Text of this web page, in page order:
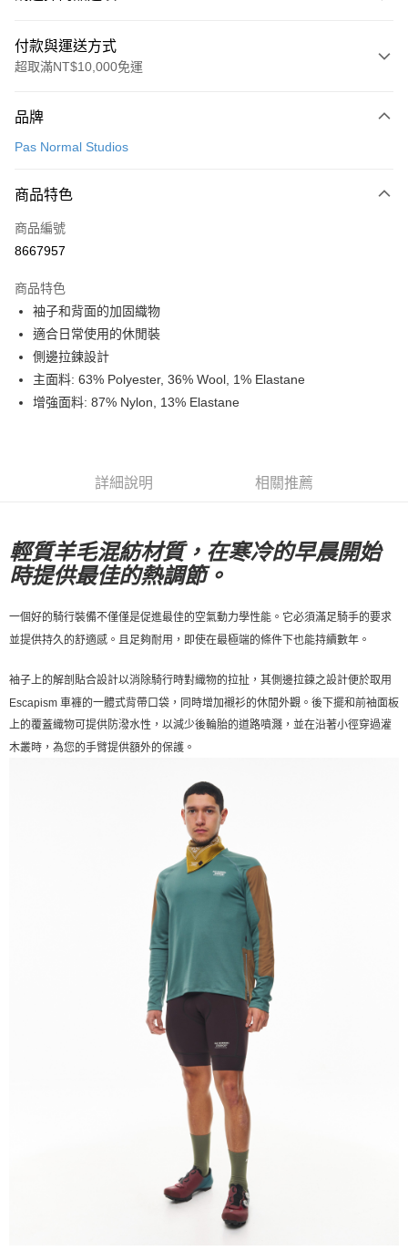
付款與運送方式
超取滿NT$10,000免運
信用卡一次付款
LINE Pay
Apple Pay
運送方式
全家店到店
每筆NT$80，滿NT$10,000(含以上)免運費
付款後全家取貨
每筆NT$80，滿NT$10,000(含以上)免運費
每筆NT$80，滿NT$10,000(含以上)免運費
宅配
品牌
Pas Normal Studios
商品特色
商品編號
8667957
商品特色
袖子和背面的加固織物
適合日常使用的休閒裝
側邊拉鍊設計
主面料: 63% Polyester, 36% Wool, 1% Elastane
增強面料: 87% Nylon, 13% Elastane
詳細說明 相關推薦
輕質羊毛混紡材質，在寒冷的早晨開始
時提供最佳的熱調節。
一個好的騎行裝備不僅僅是促進最佳的空氣動力學性能。它必須滿足騎手的要求
並提供持久的舒適感。且足夠耐用，即使在最極端的條件下也能持續數年。
袖子上的解剖貼合設計以消除騎行時對織物的拉扯，其側邊拉鍊之設計便於取用
Escapism 車褲的一體式背帶口袋，同時增加襯衫的休閒外觀。後下擺和前袖面板
上的覆蓋織物可提供防潑水性，以減少後輪胎的道路噴濺，並在沿著小徑穿過灌
木叢時，為您的手臂提供額外的保護。